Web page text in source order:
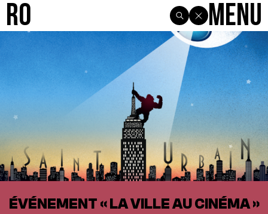
R0 Menu
ÉVÉNEMENT « LA VILLE AU CINÉMA »